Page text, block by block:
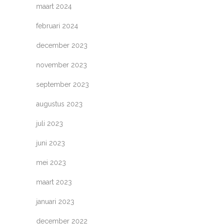
maart 2024
februari 2024
december 2023
november 2023
september 2023
augustus 2023
juli 2023
juni 2023
mei 2023
maart 2023
januari 2023
december 2022